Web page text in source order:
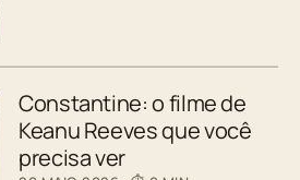
Constantine: o filme de
Keanu Reeves que você
precisa ver